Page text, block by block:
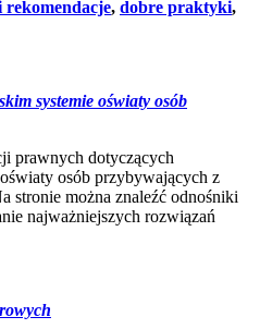
, dobre praktyki,
systemie oświaty osób
prawnych dotyczących
osób przybywających z
stronie można znaleźć odnośniki
najważniejszych rozwiązań